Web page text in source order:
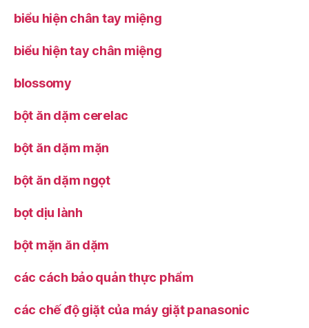
biểu hiện chân tay miệng
biểu hiện tay chân miệng
blossomy
bột ăn dặm cerelac
bột ăn dặm mặn
bột ăn dặm ngọt
bọt dịu lành
bột mặn ăn dặm
các cách bảo quản thực phẩm
các chế độ giặt của máy giặt panasonic